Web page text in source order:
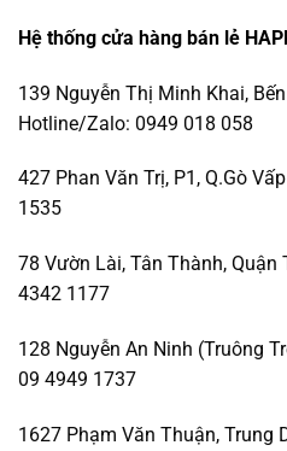
Hệ thống cửa hàng bán lẻ
139 Nguyễn Thị Minh Khai,
Hotline/Zalo: 0949 018 058
427 Phan Văn Trị, P1, Q.Gò
1535
78 Vườn Lài, Tân Thành,
4342 1177
128 Nguyễn An Ninh (Truông
09 4949 1737
1627 Phạm Văn Thuận, Trung